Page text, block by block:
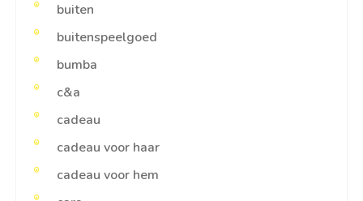
buiten
buitenspeelgoed
bumba
c&a
cadeau
cadeau voor haar
cadeau voor hem